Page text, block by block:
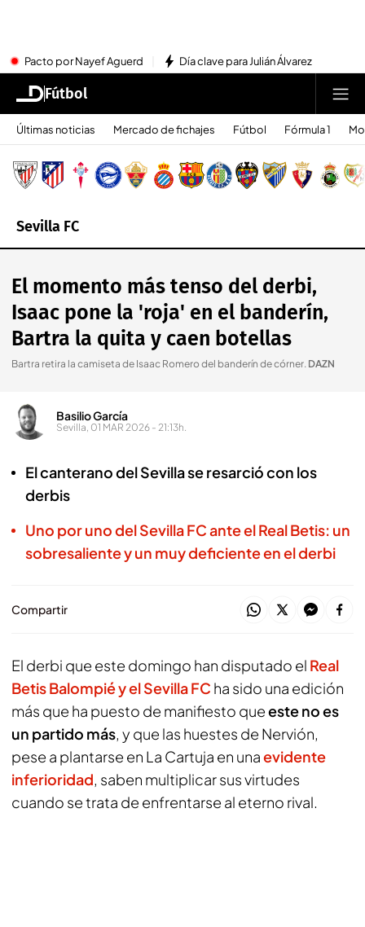
Pacto por Nayef Aguerd Día clave para Julián Álvarez
Fútbol
Últimas noticias Mercado de fichajes Fútbol Fórmula 1
Sevilla FC
El momento más tenso del derbi,
Isaac pone la 'roja' en el banderín,
Bartra la quita y caen botellas
Bartra retira la camiseta de Isaac Romero del banderín de córner. DAZN
Basilio García
Sevilla, 01 MAR 2026 - 21:13h.
El canterano del Sevilla se resarció con los
derbis
Uno por uno del Sevilla FC ante el Real Betis: un
sobresaliente y un muy deficiente en el derbi
Compartir
El derbi que este domingo han disputado el Real
Betis Balompié y el Sevilla FC ha sido una edición
más que ha puesto de manifiesto queeste no es
un partido más, y que las huestes de Nervión,
pese a plantarse en La Cartuja en unaevidente
inferioridad, saben multiplicar sus virtudes
cuando se trata de enfrentarse al eterno rival.